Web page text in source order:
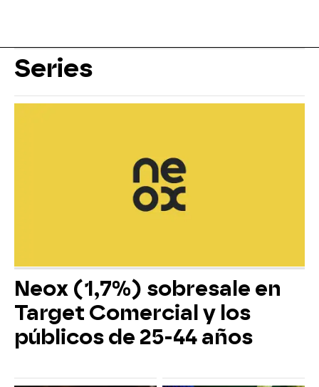
Series
Neox (1,7%) sobresale en
Target Comercial y los
públicos de 25-44 años